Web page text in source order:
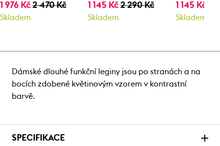
1 976 Kč 2 470 Kč
Skladem
1 145 Kč2 290 Kč
Skladem
1 145 Kč
Skladem
Dámské dlouhé funkční leginy jsou po stranách a na
bocích zdobené květinovým vzorem v kontrastní
barvě.
SPECIFIKACE